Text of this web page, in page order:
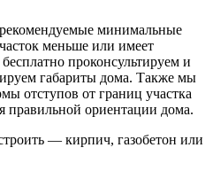
минимальные
меньше или имеет
проконсультируем и
габариты дома. Также мы
отступов от границ участка
ориентации дома.
— кирпич, газобетон или